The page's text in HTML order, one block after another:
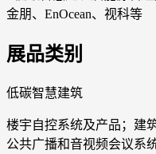
金朋、EnOcean、视科等
展品类别
低碳智慧建筑
楼宇自控系统及产品；建
公共广播和音视频会议系